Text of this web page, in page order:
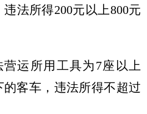
违法所得200元以上800元
营运所用工具为7座以上
的客车，违法所得不超过